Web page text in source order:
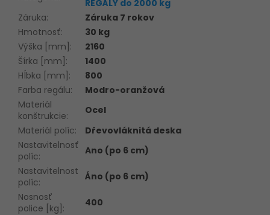
REGÁLY do 2000 kg
Záruka:
Záruka 7 rokov
Hmotnosť:
30 kg
Výška [mm] :
2160
Šírka [mm] :
1400
Hĺbka [mm] :
800
Farba regálu:
Modro-oranžová
Materiál
konštrukcie:
Ocel
Materiál políc:
Dřevovláknitá deska
Nastavitelnosť
políc:
Ano (po 6 cm)
Nastavitelnost
políc:
Áno (po 6 cm)
Nosnosť
police [kg] :
400